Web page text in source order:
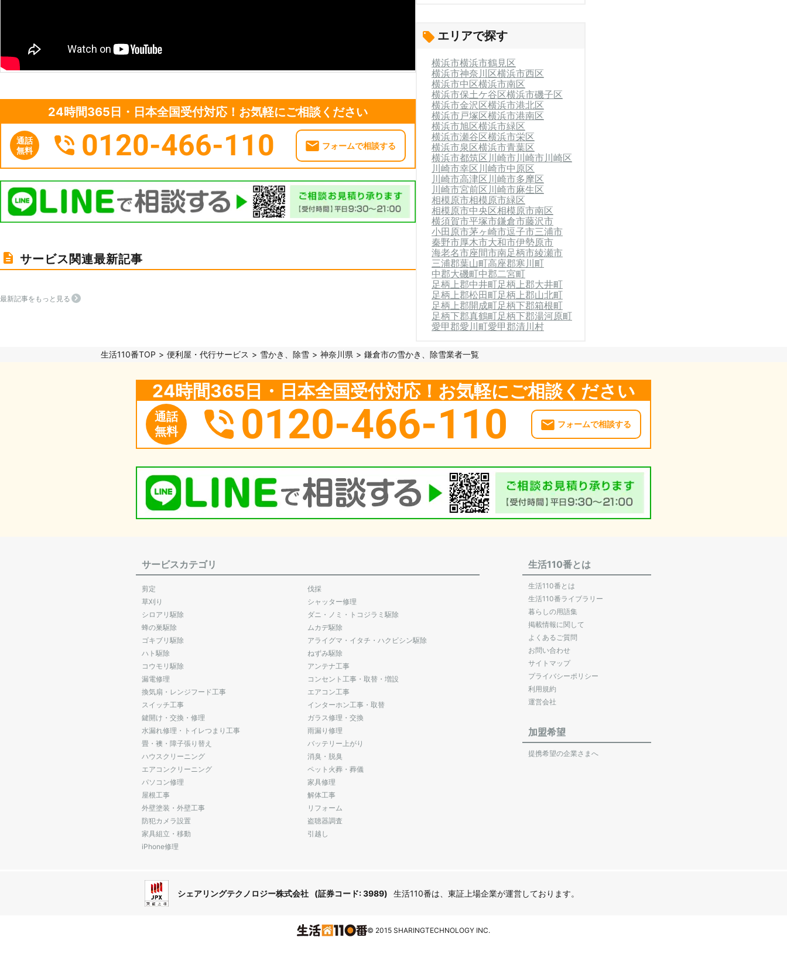
24時間365日・日本全国受付対応！お気軽にご相談ください
通話
無料
0120-466-110 フォームで相談する
サービス関連最新記事
最新記事をもっと見る
エリアで探す
横浜市横浜市鶴見区
横浜市神奈川区横浜市西区
横浜市中区横浜市南区
横浜市保土ケ谷区横浜市磯子区
横浜市金沢区横浜市港北区
横浜市戸塚区横浜市港南区
横浜市旭区横浜市緑区
横浜市瀬谷区横浜市栄区
横浜市泉区横浜市青葉区
横浜市都筑区川崎市川崎市川崎区
川崎市幸区川崎市中原区
川崎市高津区川崎市多摩区
川崎市宮前区川崎市麻生区
相模原市相模原市緑区
相模原市中央区相模原市南区
横須賀市平塚市鎌倉市藤沢市
小田原市茅ヶ崎市逗子市三浦市
秦野市厚木市大和市伊勢原市
海老名市座間市南足柄市綾瀬市
三浦郡葉山町高座郡寒川町
中郡大磯町中郡二宮町
足柄上郡中井町足柄上郡大井町
足柄上郡松田町足柄上郡山北町
足柄上郡開成町足柄下郡箱根町
足柄下郡真鶴町足柄下郡湯河原町
愛甲郡愛川町愛甲郡清川村
生活110番TOP 便利屋・代行サービス 雪かき、除雪 神奈川県 鎌倉市の雪かき、除雪業者一覧
24時間365日・日本全国受付対応！お気軽にご相談ください
通話
無料
0120-466-110 フォームで相談する
サービスカテゴリ
剪定
伐採
草刈り
シャッター修理
シロアリ駆除
ダニ・ノミ・トコジラミ駆除
蜂の巣駆除
ムカデ駆除
ゴキブリ駆除
アライグマ・イタチ・ハクビシン駆除
ハト駆除
ねずみ駆除
コウモリ駆除
アンテナ工事
漏電修理
コンセント工事・取替・増設
換気扇・レンジフード工事
エアコン工事
スイッチ工事
インターホン工事・取替
鍵開け・交換・修理
ガラス修理・交換
水漏れ修理・トイレつまり工事
雨漏り修理
畳・襖・障子張り替え
バッテリー上がり
ハウスクリーニング
消臭・脱臭
エアコンクリーニング
ペット火葬・葬儀
パソコン修理
家具修理
屋根工事
解体工事
外壁塗装・外壁工事
リフォーム
防犯カメラ設置
盗聴器調査
家具組立・移動
引越し
iPhone修理
生活110番とは
生活110番とは
生活110番ライブラリー
暮らしの用語集
掲載情報に関して
よくあるご質問
お問い合わせ
サイトマップ
プライバシーポリシー
利用規約
運営会社
加盟希望
提携希望の企業さまへ
シェアリングテクノロジー株式会社 (証券コード: 3989) 生活110番は、東証上場企業が運営しております。
© 2015 SHARINGTECHNOLOGY INC.